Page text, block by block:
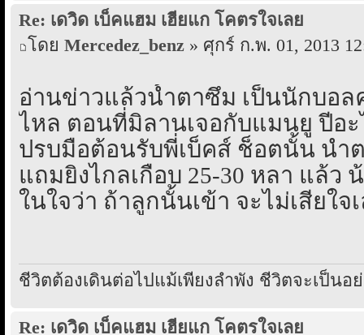
Re: เดวิด เบ็คแฮม เฮียแก โคตรใจเลย
โดย Mercedez_benz » ศุกร์ ก.พ. 01, 2013
อ่านข่าวแล้วน้ำตาซึม เป็นนักบอ
ไหล ตอนที่มิลานเจอกับแมนยู ปีอ
ปรบมือต้อนรับพี่เบ็คส์ ช็อตนั้น นำ
แถมยิงไกลเกือบ 25-30 หลา แล้ว
ในใจว่า ถ้าลูกนั้นเข้า จะไม่เสียใจ
ชีวิตต้องเดินต่อไปแม้เพียงลำพัง ชีวิตจะเป็นอ
Re: เดวิด เบ็คแฮม เฮียแก โคตรใจเลย